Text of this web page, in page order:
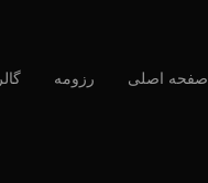
صفحه اصلی رزومه